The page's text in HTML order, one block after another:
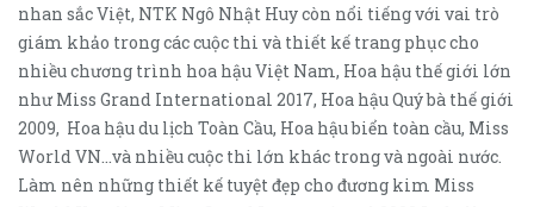
nhan sắc Việt, NTK Ngô Nhật Huy còn nổi tiếng với vai trò
giám khảo trong các cuộc thi và thiết kế trang phục cho
nhiều chương trình hoa hậu Việt Nam, Hoa hậu thế giới lớn
như Miss Grand International 2017, Hoa hậu Quý bà thế giới
2009, Hoa hậu du lịch Toàn Cầu, Hoa hậu biển toàn cầu, Miss
World VN…và nhiều cuộc thi lớn khác trong và ngoài nước.
Làm nên những thiết kế tuyệt đẹp cho đương kim Miss